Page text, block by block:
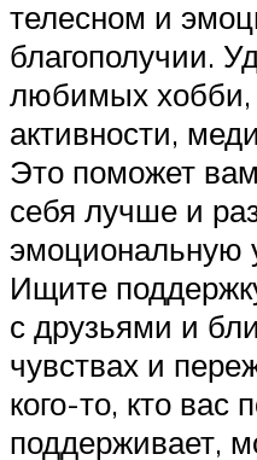
телесном и
благополучии.
любимых хобби,
активности,
Это поможет
себя лучше и
эмоциональную
Ищите
с друзьями и
чувствах и
кого-то, кто вас
поддерживает,